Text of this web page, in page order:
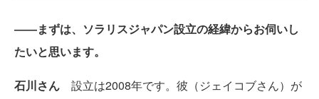
――まずは、ソラリスジャパン設立の経緯からお伺いし
たいと思います。
石川さん 設立は2008年です。彼（ジェイコブさん）が